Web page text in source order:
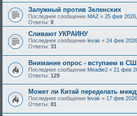
Залужный против Зеленских
Последнее сообщение MAZ « 25 фев
Ответы: 8
Сливают УКРАИНУ
Последнее сообщение levak « 24 фев
Ответы: 31
Внимание опрос - вступаем в
Последнее сообщение Meadie2 « 21 фев
Ответы: 129
Может ли Китай переделать
Последнее сообщение levak « 17 фев
Ответы: 81